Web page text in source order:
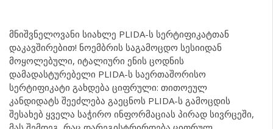
მნიშვნელოვანი სიახლე PLIDA-ს სერტიფიკატთან
დაკავშირებით! ნოემბრის საგამოცდო სესიიდან
მოყოლებული, იტალიური ენის ცოდნის
დამადასტურებელი PLIDA-ს საერთაშორისო
სერტიფიკატი გახდება ციფრული: თითოეულ
კანდიდატს შეეძლება გაეცნოს PLIDA-ს გამოცდის
შესახებ ყველა საჭირო ინფორმაციას პირად სივრცეში,